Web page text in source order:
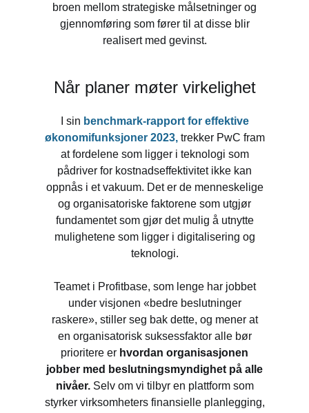
broen mellom strategiske målsetninger og
gjennomføring som fører til at disse blir
realisert med gevinst.
Når planer møter virkelighet
I sin benchmark-rapport for effektive
økonomifunksjoner 2023,trekker PwC fram
at fordelene som ligger i teknologi som
pådriver for kostnadseffektivitet ikke kan
oppnås i et vakuum. Det er de menneskelige
og organisatoriske faktorene som utgjør
fundamentet som gjør det mulig å utnytte
mulighetene som ligger i digitalisering og
teknologi.
Teamet i Profitbase, som lenge har jobbet
under visjonen «bedre beslutninger
raskere», stiller seg bak dette, og mener at
en organisatorisk suksessfaktor alle bør
prioritere er hvordan organisasjonen
jobber med beslutningsmyndighet på alle
nivåer. Selv om vi tilbyr en plattform som
styrker virksomheters finansielle planlegging,